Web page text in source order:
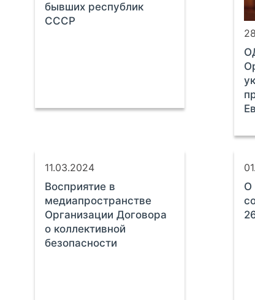
бывших республик
СССР
11.03.2024
Восприятие в
медиапространстве
Организации Договора
о коллективной
безопасности
О